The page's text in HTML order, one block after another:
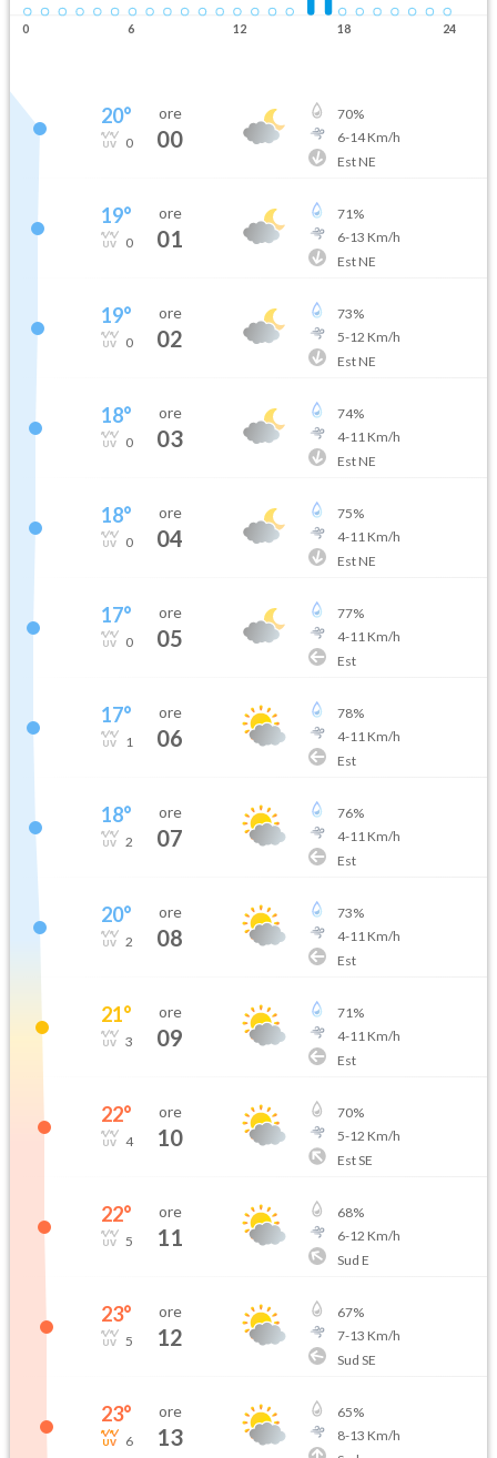
0 6 12 18 24
20°
0
ore
00
70%
6-14Km/h
Est NE
19°
0
ore
01
71%
6-13 Km/h
Est NE
19°
0
ore
02
73%
5-12 Km/h
Est NE
18°
0
ore
03
74%
4-11Km/h
Est NE
18°
0
ore
04
75%
4-11Km/h
Est NE
17°
0
ore
05
77%
4-11Km/h
Est
17°
1
ore
06
78%
4-11Km/h
Est
18°
2
ore
07
76%
4-11Km/h
Est
20°
2
ore
08
73%
4-11Km/h
Est
21°
3
ore
09
71%
4-11Km/h
Est
22°
4
ore
10
70%
5-12 Km/h
Est SE
22°
5
ore
11
68%
6-12 Km/h
Sud E
23°
5
ore
12
67%
7-13 Km/h
Sud SE
23°
6
ore
13
65%
8-13 Km/h